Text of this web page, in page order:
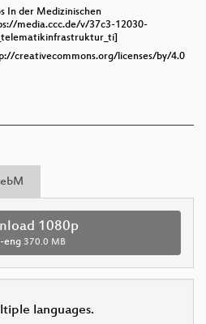
In der Medizinischen
media.ccc.de/v/37c3-12030-
creativecommons.org/licenses/by/4.0
1080p
eng 370.0 MB
languages.